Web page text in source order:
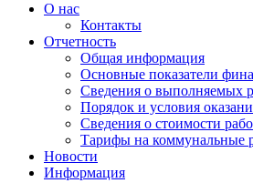
О нас
Контакты
Отчетность
Общая информация
Основные показатели
Сведения о выполняемых
Порядок и условия
Сведения о стоимости
Тарифы на коммунальные
Новости
Информация